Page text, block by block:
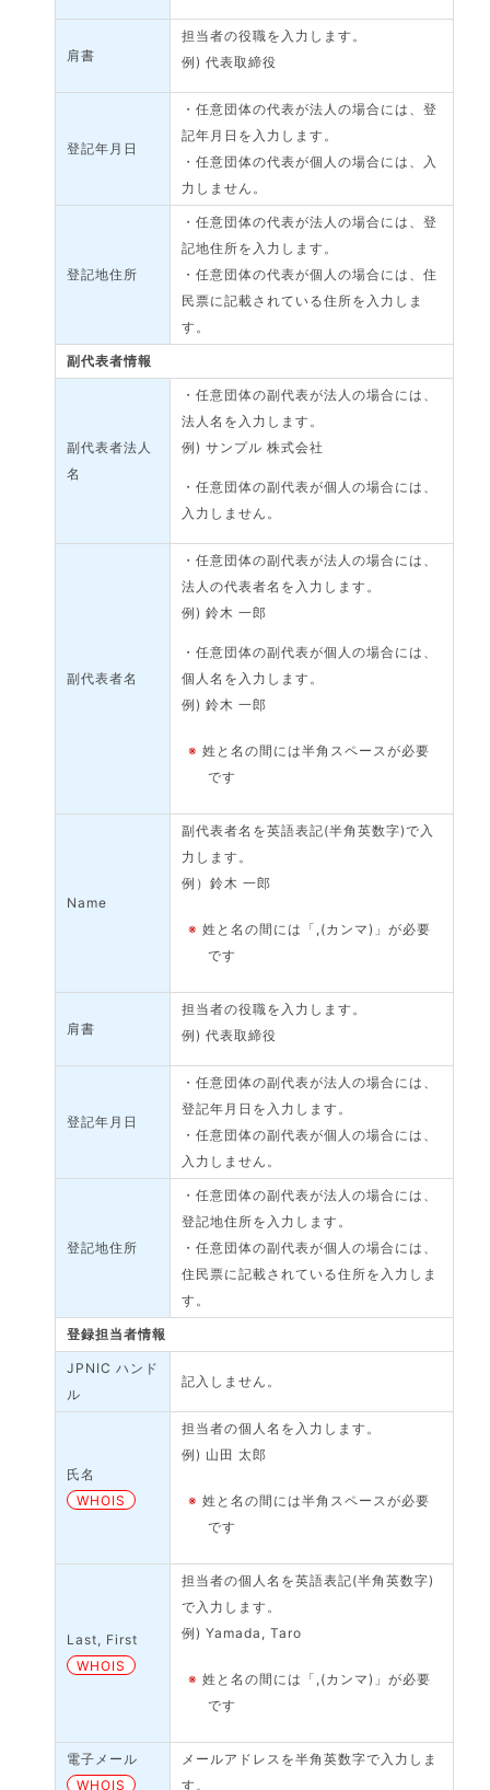
肩書
担当者の役職を入力します。
例) 代表取締役
登記年月日
・任意団体の代表が法人の場合には、登
記年月日を入力します。
・任意団体の代表が個人の場合には、入
力しません。
登記地住所
・任意団体の代表が法人の場合には、登
記地住所を入力します。
・任意団体の代表が個人の場合には、住
民票に記載されている住所を入力しま
す。
副代表者情報
副代表者法人
名
・任意団体の副代表が法人の場合には、
法人名を入力します。
例) サンプル 株式会社
・任意団体の副代表が個人の場合には、
入力しません。
副代表者名
・任意団体の副代表が法人の場合には、
法人の代表者名を入力します。
例) 鈴木 一郎
・任意団体の副代表が個人の場合には、
個人名を入力します。
例) 鈴木 一郎
※姓と名の間には半角スペースが必要
です
Name
副代表者名を英語表記(半角英数字)で入
力します。
例）鈴木 一郎
※姓と名の間には「,(カンマ)」が必要
です
肩書
担当者の役職を入力します。
例) 代表取締役
登記年月日
・任意団体の副代表が法人の場合には、
登記年月日を入力します。
・任意団体の副代表が個人の場合には、
入力しません。
登記地住所
・任意団体の副代表が法人の場合には、
登記地住所を入力します。
・任意団体の副代表が個人の場合には、
住民票に記載されている住所を入力しま
す。
登録担当者情報
JPNIC ハンド
ル
記入しません。
氏名
WHOIS
担当者の個人名を入力します。
例) 山田 太郎
※姓と名の間には半角スペースが必要
です
Last, First
WHOIS
担当者の個人名を英語表記(半角英数字)
で入力します。
例) Yamada, Taro
※姓と名の間には「,(カンマ)」が必要
です
電子メール
WHOIS
メールアドレスを半角英数字で入力しま
す。